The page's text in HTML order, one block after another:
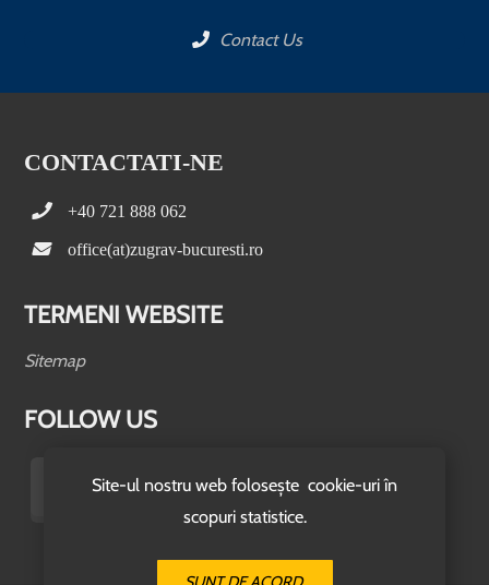
Site-ul nostru web folosește cookie-uri în
scopuri statistice.
Contact Us
CONTACTATI-NE
+40 721 888 062
office(at)zugrav-bucuresti.ro
TERMENI WEBSITE
Sitemap
FOLLOW US